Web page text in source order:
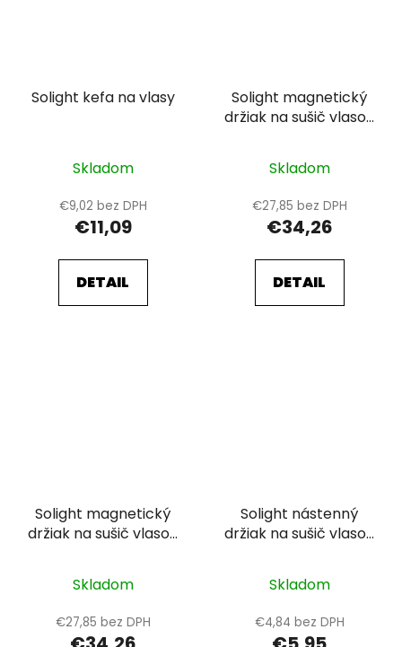
Solight kefa na vlasy
Skladom
€9,02 bez DPH
€11,09
DETAIL
Solight magnetický
držiak na sušič vlasov
Skladom
€27,85 bez DPH
€34,26
DETAIL
Solight magnetický
držiak na sušič vlasov
Skladom
€27,85 bez DPH
Solight nástenný
držiak na sušič vlasov
Skladom
€4,84 bez DPH